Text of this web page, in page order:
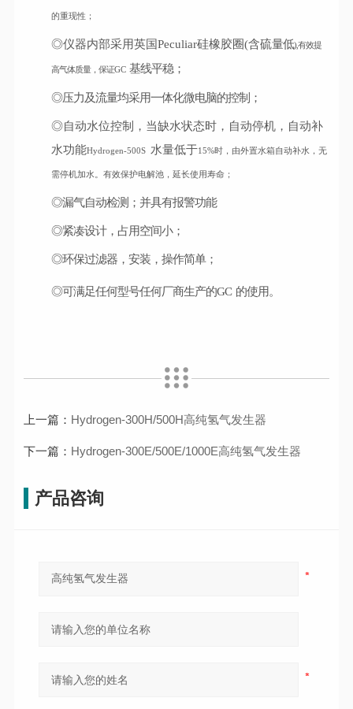
的重现性；
◎仪器内部采用英国Peculiar硅橡胶圈(含硫量低),有效提
高气体质量，保证GC 基线平稳；
◎压力及流量均采用一体化微电脑的控制；
◎自动水位控制，当缺水状态时，自动停机，自动补
水功能Hydrogen-500S 水量低于15%时，由外置水箱自动补水，无
需停机加水。有效保护电解池，延长使用寿命；
◎漏气自动检测；并具有报警功能
◎紧凑设计，占用空间小；
◎环保过滤器，安装，操作简单；
◎可满足任何型号任何厂商生产的GC 的使用。
上一篇： Hydrogen-300H/500H高纯氢气发生器
下一篇： Hydrogen-300E/500E/1000E高纯氢气发生器
产品咨询